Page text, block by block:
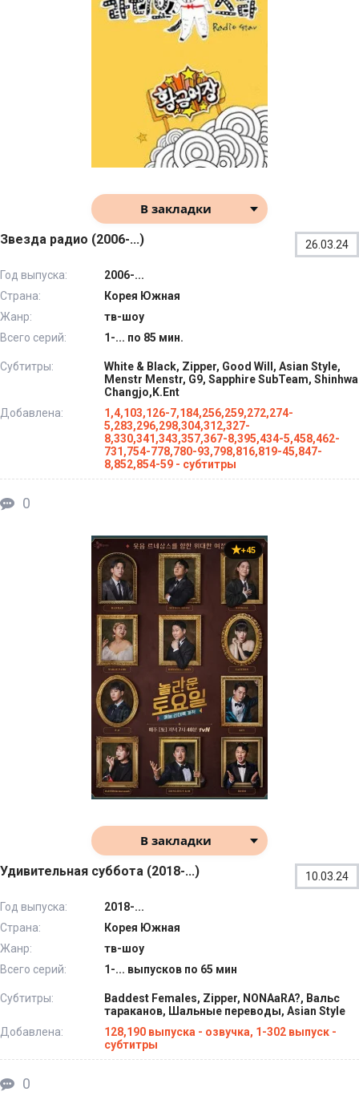
В закладки
Звезда радио (2006-...) 26.03.24
Год выпуска:
2006-...
Страна:
Корея Южная
Жанр:
тв-шоу
Всего серий:
1-... по 85 мин.
Субтитры:
White & Black, Zipper, Good Will, Asian Style,
Menstr Menstr, G9, Sapphire SubTeam, Shinhwa
Changjo,K.Ent
Добавлена:
1,4,103,126-7,184,256,259,272,274-
5,283,296,298,304,312,327-
8,330,341,343,357,367-8,395,434-5,458,462-
731,754-778,780-93,798,816,819-45,847-
8,852,854-59 - субтитры
0
+45
В закладки
Удивительная суббота (2018-...) 10.03.24
Год выпуска:
2018-...
Страна:
Корея Южная
Жанр:
тв-шоу
Всего серий:
1-... выпусков по 65 мин
Субтитры:
Baddest Females, Zipper, NONAaRA?, Вальс
тараканов, Шальные переводы, Asian Style
Добавлена:
128,190 выпуска - озвучка, 1-302 выпуск -
субтитры
0